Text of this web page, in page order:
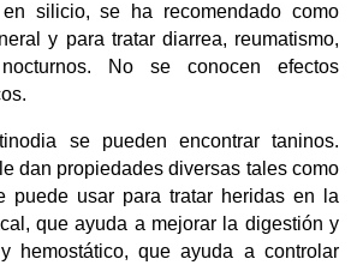
silicio, se ha recomendado como
y para tratar diarrea, reumatismo,
No se conocen efectos
se pueden encontrar taninos.
dan propiedades diversas tales como
puede usar para tratar heridas en la
que ayuda a mejorar la digestión y
hemostático, que ayuda a controlar